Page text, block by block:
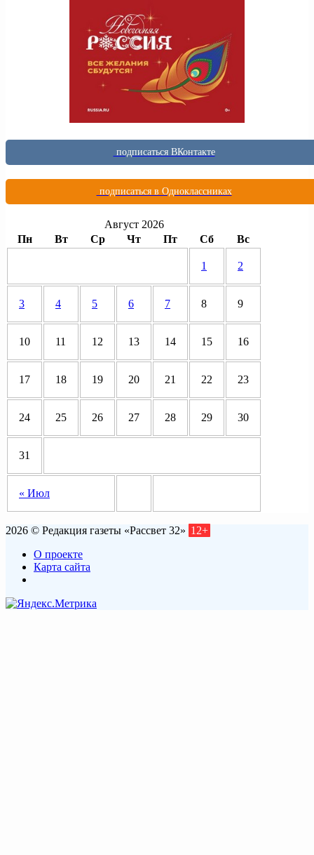
подписаться ВКонтакте
подписаться в Одноклассниках
Август 2026
Пн
Вт Ср Чт Пт Сб Вс
« Июл
1 2
3 4 5 6 7 8 9
10 11 12 13 14 15 16
17 18 19 20 21 22 23
24 25 26 27 28 29 30
31
2026 © Редакция газеты «Рассвет 32» 12+
О проекте
Карта сайта